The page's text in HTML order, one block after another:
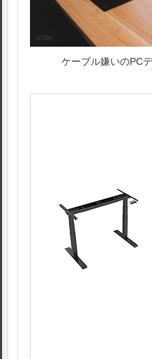
ケーブル嫌いのPC